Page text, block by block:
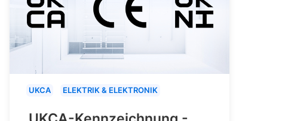
UKCA ELEKTRIK & ELEKTRONIK